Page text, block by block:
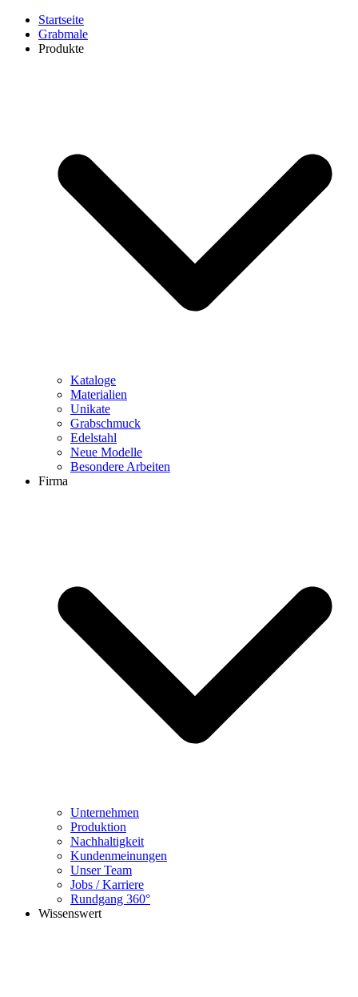
Startseite
Grabmale
Produkte
Kataloge
Materialien
Unikate
Grabschmuck
Edelstahl
Neue Modelle
Besondere Arbeiten
Firma
Unternehmen
Produktion
Nachhaltigkeit
Kundenmeinungen
Unser Team
Jobs / Karriere
Rundgang 360°
Wissenswert